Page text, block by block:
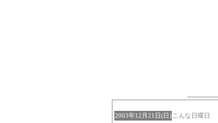
2003年12月21日(日) こんな日曜日